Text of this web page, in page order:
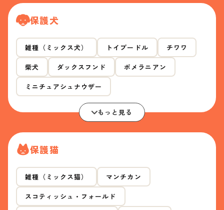
保護犬
雑種（ミックス犬） トイプードル チワワ
柴犬 ダックスフンド ポメラニアン
ミニチュアシュナウザー
もっと見る
保護猫
雑種（ミックス猫） マンチカン
スコティッシュ・フォールド